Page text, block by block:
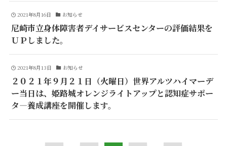
2021年8月16日 お知らせ
尼崎市立身体障害者デイサービスセンターの評価結果を
ＵＰしました。
2021年8月13日 お知らせ
２０２１年９月２１日（火曜日）世界アルツハイマーデ
ー当日は、姫路城オレンジライトアップと認知症サポー
タ―養成講座を開催します。